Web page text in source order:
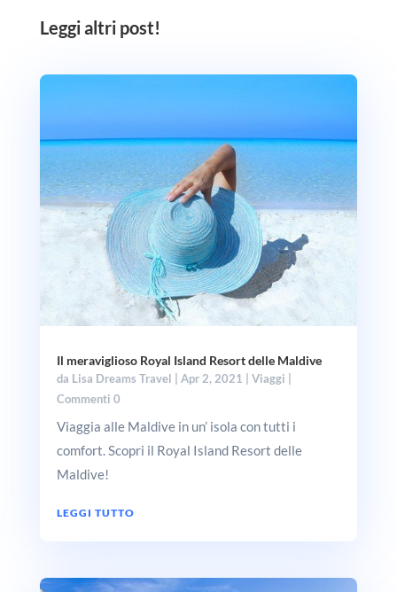
Leggi altri post!
Il meraviglioso Royal Island Resort delle Maldive
da Lisa Dreams Travel Apr 2, 2021 Viaggi
Commenti 0
Viaggia alle Maldive in un’ isola con tutti i
comfort. Scopri il Royal Island Resort delle
Maldive!
LEGGI TUTTO